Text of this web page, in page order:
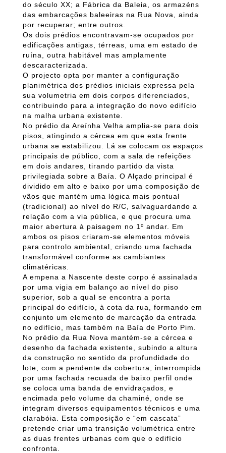
do século XX; a Fábrica da Baleia, os armazéns
das embarcações baleeiras na Rua Nova, ainda
por recuperar; entre outros.
Os dois prédios encontravam-se ocupados por
edificações antigas, térreas, uma em estado de
ruína, outra habitável mas amplamente
descaracterizada.
O projecto opta por manter a configuração
planimétrica dos prédios iniciais expressa pela
sua volumetria em dois corpos diferenciados,
contribuindo para a integração do novo edifício
na malha urbana existente.
No prédio da Areínha Velha amplia-se para dois
pisos, atingindo a cércea em que esta frente
urbana se estabilizou. Lá se colocam os espaços
principais de público, com a sala de refeições
em dois andares, tirando partido da vista
privilegiada sobre a Baía. O Alçado principal é
dividido em alto e baixo por uma composição de
vãos que mantém uma lógica mais pontual
(tradicional) ao nível do R/C, salvaguardando a
relação com a via pública, e que procura uma
maior abertura à paisagem no 1º andar. Em
ambos os pisos criaram-se elementos móveis
para controlo ambiental, criando uma fachada
transformável conforme as cambiantes
climatéricas.
A empena a Nascente deste corpo é assinalada
por uma vigia em balanço ao nível do piso
superior, sob a qual se encontra a porta
principal do edifício, à cota da rua, formando em
conjunto um elemento de marcação da entrada
no edifício, mas também na Baía de Porto Pim.
No prédio da Rua Nova mantém-se a cércea e
desenho da fachada existente, subindo a altura
da construção no sentido da profundidade do
lote, com a pendente da cobertura, interrompida
por uma fachada recuada de baixo perfil onde
se coloca uma banda de envidraçados, e
encimada pelo volume da chaminé, onde se
integram diversos equipamentos técnicos e uma
clarabóia. Esta composição e “em cascata”
pretende criar uma transição volumétrica entre
as duas frentes urbanas com que o edifício
confronta.